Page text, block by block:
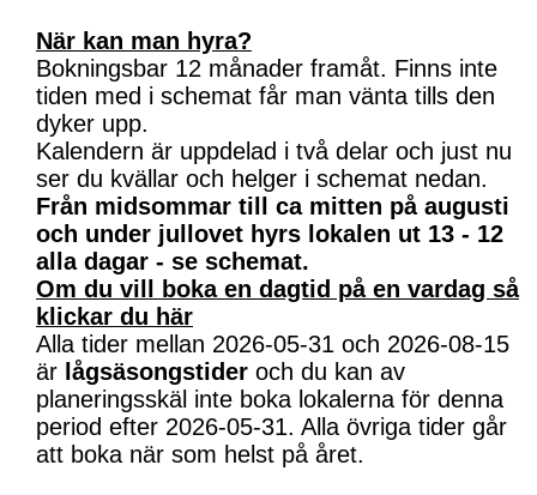
När kan man hyra?
Bokningsbar 12 månader framåt. Finns inte
tiden med i schemat får man vänta tills den
dyker upp.
Kalendern är uppdelad i två delar och just nu
ser du kvällar och helger i schemat nedan.
Från midsommar till ca mitten på augusti
och under jullovet hyrs lokalen ut 13 - 12
alla dagar - se schemat.
Om du vill boka en dagtid på en vardag så
klickar du här
Alla tider mellan 2026-05-31 och 2026-08-15
är lågsäsongstider och du kan av
planeringsskäl inte boka lokalerna för denna
period efter 2026-05-31. Alla övriga tider går
att boka när som helst på året.